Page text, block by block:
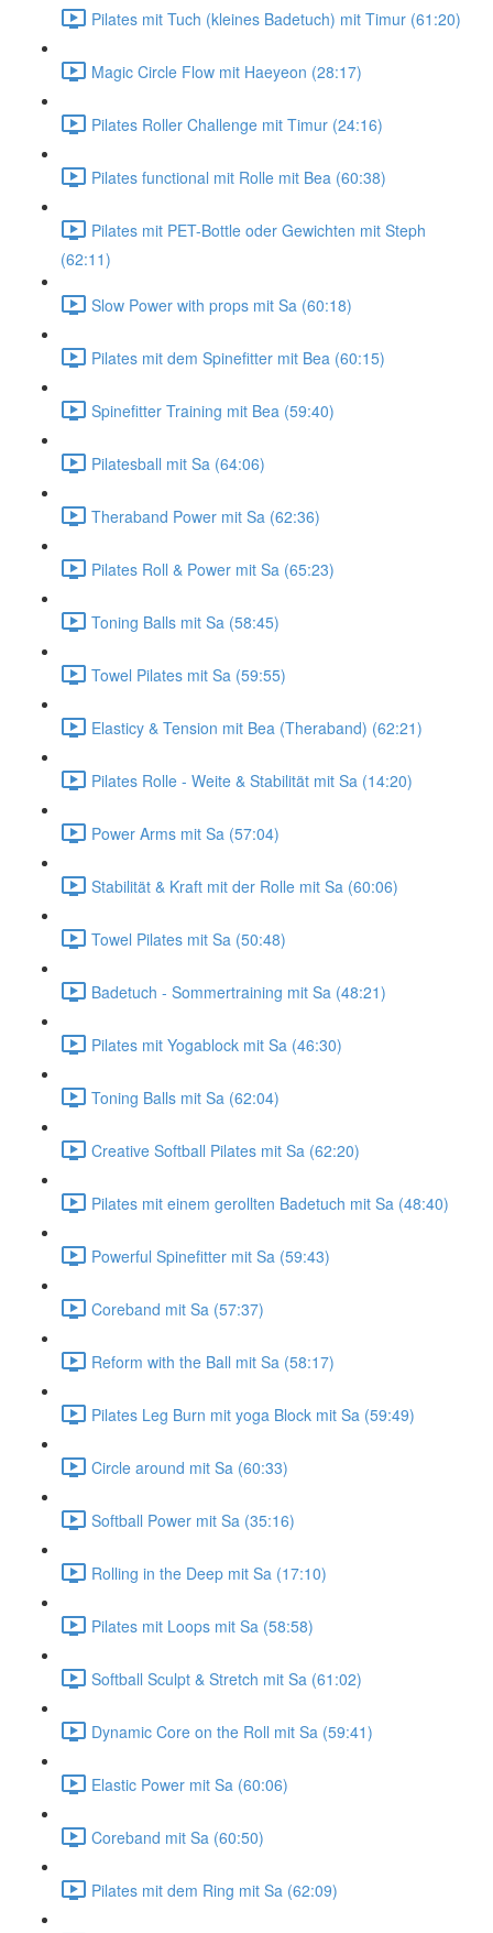
Pilates mit Tuch (kleines Badetuch) mit Timur (61:20)
Magic Circle Flow mit Haeyeon (28:17)
Pilates Roller Challenge mit Timur (24:16)
Pilates functional mit Rolle mit Bea (60:38)
Pilates mit PET-Bottle oder Gewichten mit Steph
(62:11)
Slow Power with props mit Sa (60:18)
Pilates mit dem Spinefitter mit Bea (60:15)
Spinefitter Training mit Bea (59:40)
Pilatesball mit Sa (64:06)
Theraband Power mit Sa (62:36)
Pilates Roll & Power mit Sa (65:23)
Toning Balls mit Sa (58:45)
Towel Pilates mit Sa (59:55)
Elasticy & Tension mit Bea (Theraband) (62:21)
Pilates Rolle - Weite & Stabilität mit Sa (14:20)
Power Arms mit Sa (57:04)
Stabilität & Kraft mit der Rolle mit Sa (60:06)
Towel Pilates mit Sa (50:48)
Badetuch - Sommertraining mit Sa (48:21)
Pilates mit Yogablock mit Sa (46:30)
Toning Balls mit Sa (62:04)
Creative Softball Pilates mit Sa (62:20)
Pilates mit einem gerollten Badetuch mit Sa (48:40)
Powerful Spinefitter mit Sa (59:43)
Coreband mit Sa (57:37)
Reform with the Ball mit Sa (58:17)
Pilates Leg Burn mit yoga Block mit Sa (59:49)
Circle around mit Sa (60:33)
Softball Power mit Sa (35:16)
Rolling in the Deep mit Sa (17:10)
Pilates mit Loops mit Sa (58:58)
Softball Sculpt & Stretch mit Sa (61:02)
Dynamic Core on the Roll mit Sa (59:41)
Elastic Power mit Sa (60:06)
Coreband mit Sa (60:50)
Pilates mit dem Ring mit Sa (62:09)